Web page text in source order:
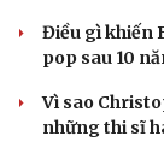
Điều gì khiến
pop sau 10
Vì sao
những thi sĩ